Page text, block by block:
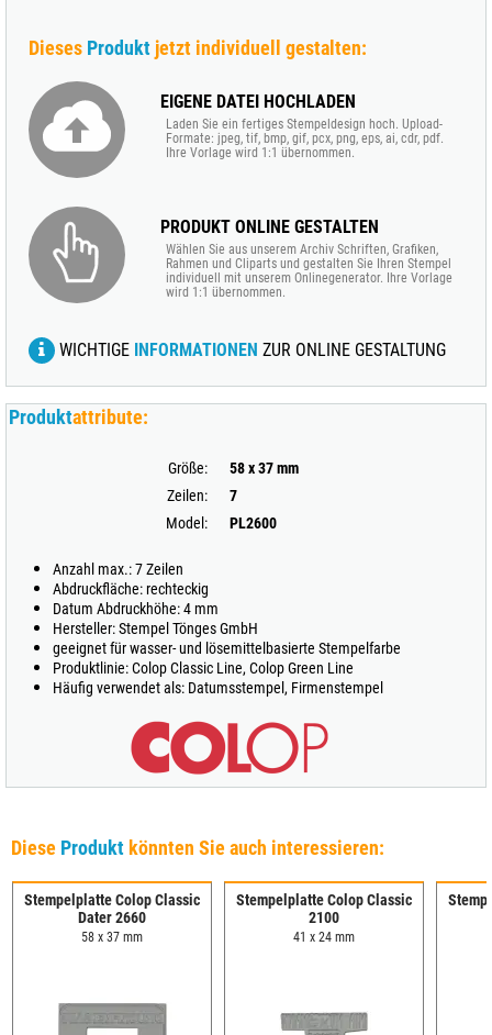
Dieses Produkt jetzt individuell gestalten:
EIGENE DATEI HOCHLADEN
Laden Sie ein fertiges Stempeldesign hoch. Upload-
Formate: jpeg, tif, bmp, gif, pcx, png, eps, ai, cdr, pdf.
Ihre Vorlage wird 1:1 übernommen.
PRODUKT ONLINE GESTALTEN
Wählen Sie aus unserem Archiv Schriften, Grafiken,
Rahmen und Cliparts und gestalten Sie Ihren Stempel
individuell mit unserem Onlinegenerator. Ihre Vorlage
wird 1:1 übernommen.
WICHTIGE INFORMATIONEN ZUR ONLINE GESTALTUNG
Produktattribute:
Größe:
58 x 37 mm
Zeilen:
7
Model:
PL2600
Anzahl max.: 7 Zeilen
Abdruckfläche: rechteckig
Datum Abdruckhöhe: 4 mm
Hersteller: Stempel Tönges GmbH
geeignet für wasser- und lösemittelbasierte Stempelfarbe
Produktlinie: Colop Classic Line, Colop Green Line
Häufig verwendet als: Datumsstempel, Firmenstempel
Diese Produkt könnten Sie auch interessieren:
Stempelplatte Colop Classic
Dater 2660
58 x 37 mm
Stempelplatte Colop Classic
2100
41 x 24 mm